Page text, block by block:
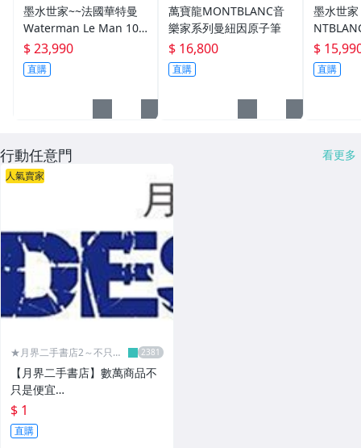
墨水世家~~法國華特曼
Waterman Le Man 100
Centenaire 100th Anni
versary純銀鋼筆-L(B)尖
$ 23,990
直購
萬寶龍MONTBLANC音
樂家系列曼紐因原子筆
$ 16,800
直購
墨水世
溝筆舌
鋼筆(OB
$
直購
行動任意門 看更多
人氣賣家
★月界二手書店2～不只是
【月界二手書店】數萬商品不
只是便宜…
$ 1
直購